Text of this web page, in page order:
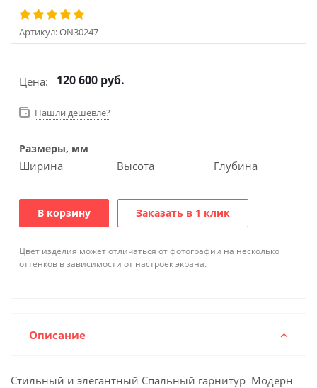
Артикул:ON30247
Цена: 120 600 руб.
Нашли дешевле?
Размеры, мм
Ширина Высота Глубина
В корзину Заказать в 1 клик
Цвет изделия может отличаться от фотографии на несколько
оттенков в зависимости от настроек экрана.
Описание
Стильный и элегантный Спальный гарнитур Модерн